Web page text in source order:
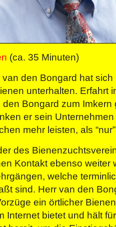
(ca. 35 Minuten)
den Bongard hat sich
unterhalten. Erfahrt
Bongard zum Imkern
er sein
mehr leisten, als
des
Kontakt ebenso weiter
welche
sind. Herr van den
ein örtlicher
Internet bietet und hält